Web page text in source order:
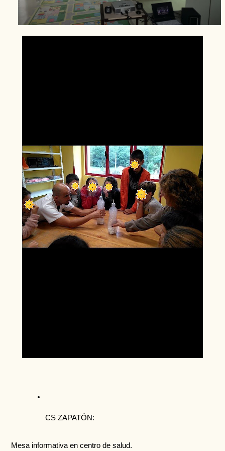
CS ZAPATÓN:
Mesa informativa en centro de salud.